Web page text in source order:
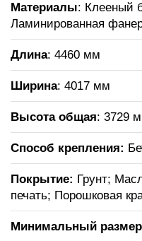
Материалы: Клееный
Ламинированная
Длина: 4460 мм
Ширина: 4017 мм
Высота общая: 3729
Способ крепления:
Покрытие: Грунт;
печать; Порошковая
Минимальный размер